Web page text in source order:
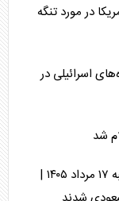
در مورد تنگه
اسرائیلی در
شد
آخرین قیمت دلار، یورو و سایر ارز‌ها امروز شنبه ۱۷ مرداد ۱۴۰۵ |